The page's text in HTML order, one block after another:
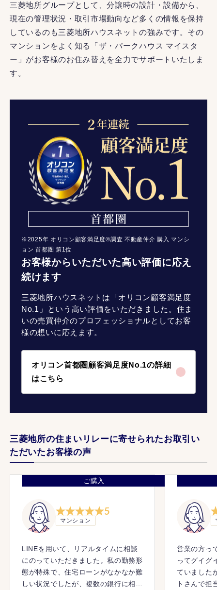
三菱地所グループとして、分譲時の設計・設備から、
現在の管理状況・取引市場動向など多くの情報を保持
しているのも三菱地所ハウスネットの強みです。その
マンションをよく知る「ザ・パークハウス マイスタ
ー」がお客様のお住み替えを全力でサポートいたしま
す。
お客様からいただいた高い評価に応え
続けます
三菱地所ハウスネットは「オリコン顧客満足度
No.1」という高い評価をいただきました。住ま
いの売買仲介のプロフェッショナルとしてお客
様の想いに応えます。
オリコン首都圏顧客満足度No.1の詳細
はこちら
※2025年 オリコン顧客満足度®調査 不動産仲介 購入 マンシ
ョン 首都圏 第1位
三菱地所の住まいリレーに寄せられたお取引い
ただいたお客様の声
ご購入
5
マンション
LINEを用いて、リアルタイムに相談
にのっていただきました。私の勤務形
態が特殊で、住宅ローンがなかなか難
しい状況でしたが、複数の銀行に相談
営業の方っ
ってグイグ
ていました
トさんで担